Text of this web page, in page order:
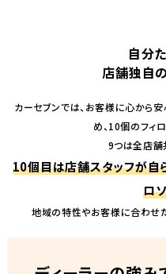
自分
店舗独自
カーセブンでは、お客様に心から
め、10個のフィ
9つは全店舗
10個目は店舗スタッフが自
ロ
地域の特性やお客様に合わせ